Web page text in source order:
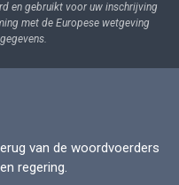
en gebruikt voor uw inschrijving
met de Europese wetgeving
van de woordvoerders
regering.